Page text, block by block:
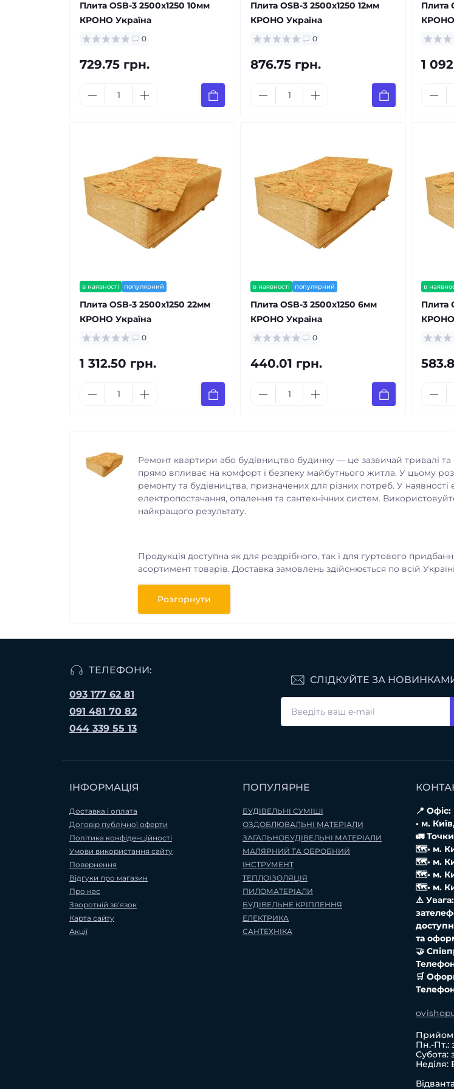
Плита OSB-3 2500x1250 10мм
КРОНО Україна
0
729.75 грн.
Плита OSB-3 2500x1250 12мм
КРОНО Україна
0
876.75 грн.
Плита
КРОНО
1
в наявності популярний
Плита OSB-3 2500x1250 22мм
КРОНО Україна
0
1 312.50 грн.
в наявності популярний
Плита OSB-3 2500x1250 6мм
КРОНО Україна
0
440.01 грн.
в
Плита
КРОНО
Ремонт квартири або будівництво будинку — це зазвичай тривалі та
прямо впливає на комфорт і безпеку майбутнього житла. У цьому
ремонту та будівництва, призначених для різних потреб. У
електропостачання, опалення та сантехнічних систем.
найкращого результату.
Продукція доступна як для роздрібного, так і для гуртового
асортимент товарів. Доставка замовлень здійснюється по всій
Розгорнути
ТЕЛЕФОНИ:
093 177 62 81
091 481 70 82
044 339 55 13
СЛІДКУЙТЕ ЗА
ІНФОРМАЦІЯ
Доставка і оплата
Договір публічної оферти
Політика конфіденційності
Умови використання сайту
Повернення
Відгуки про магазин
Про нас
Зворотній зв’язок
Карта сайту
Акції
ПОПУЛЯРНЕ
БУДІВЕЛЬНІ СУМІШІ
ОЗДОБЛЮВАЛЬНІ МАТЕРІАЛИ
ЗАГАЛЬНОБУДІВЕЛЬНІ МАТЕРІАЛИ
МАЛЯРНИЙ ТА ОБРОБНИЙ
ІНСТРУМЕНТ
ТЕПЛОІЗОЛЯЦІЯ
ПИЛОМАТЕРІАЛИ
БУДІВЕЛЬНЕ КРІПЛЕННЯ
ЕЛЕКТРИКА
САНТЕХНІКА
📍 Офіс:
• м.
🚛
🗺️• м.
🗺️• м.
🗺️• м.
🗺️• м.
⚠️
та
🤝
🛒
Прийом
Пн.-Пт.:
Субота:
Неділя: